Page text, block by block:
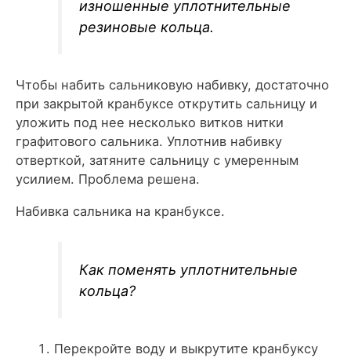
изношенные уплотнительные
резиновые кольца.
Чтобы набить сальниковую набивку, достаточно
при закрытой кранбуксе открутить сальницу и
уложить под нее несколько витков нитки
графитового сальника. Уплотнив набивку
отверткой, затяните сальницу с умеренным
усилием. Проблема решена.
Набивка сальника на кранбуксе.
Как поменять уплотнительные
кольца?
Перекройте воду и выкрутите кранбуксу